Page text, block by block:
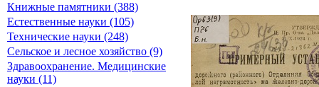
Книжные памятники (388)
Естественные науки (105)
Технические науки (248)
Сельское и лесное хозяйство (9)
Здравоохранение. Медицинские
науки (11)